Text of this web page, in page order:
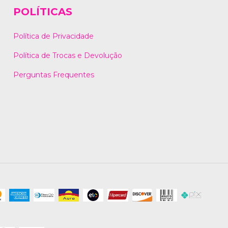
POLÍTICAS
Política de Privacidade
Política de Trocas e Devolução
Perguntas Frequentes